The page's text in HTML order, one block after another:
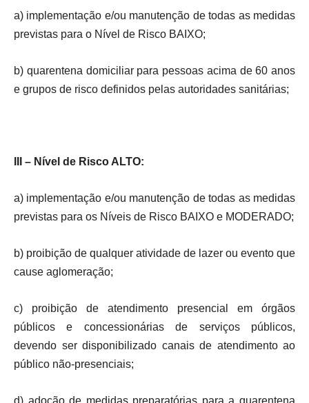
a) implementação e/ou manutenção de todas as medidas
previstas para o Nível de Risco BAIXO;
b) quarentena domiciliar para pessoas acima de 60 anos
e grupos de risco definidos pelas autoridades sanitárias;
III – Nível de Risco ALTO:
a) implementação e/ou manutenção de todas as medidas
previstas para os Níveis de Risco BAIXO e MODERADO;
b) proibição de qualquer atividade de lazer ou evento que
cause aglomeração;
c) proibição de atendimento presencial em órgãos
públicos e concessionárias de serviços públicos,
devendo ser disponibilizado canais de atendimento ao
público não-presenciais;
d) adoção de medidas preparatórias para a quarentena